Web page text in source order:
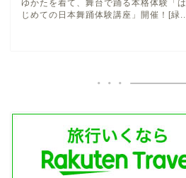
ゆかたを着て、舞台で踊る本格体験「は
じめての日本舞踊体験講座」開催！[緑...